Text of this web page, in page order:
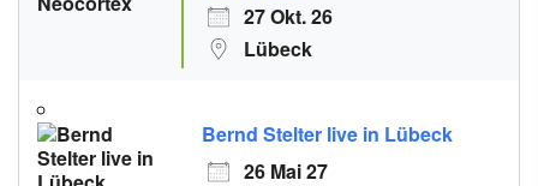
27 Okt. 26
Lübeck
Bernd Stelter live in Lübeck
26 Mai 27